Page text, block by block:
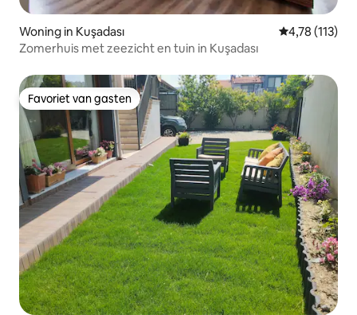
Woning in Kuşadası Gemiddelde
4,78 (113)
Zomerhuis met zeezicht en tuin in Kuşadası
Favoriet van gasten
Favoriet van gasten